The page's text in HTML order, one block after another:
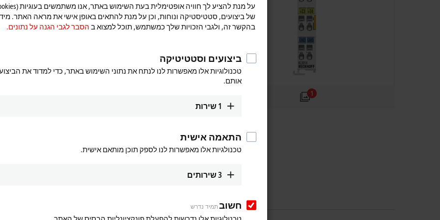
1
של ביצועים, סטטיסטיקה ונוחות, וכן על מנת להתאים באופן אישי את מראה האתר.
בהקשר זה, ולגבי הזכויות שלך כמשתמש, תוכל למצוא ב הסבר לגבי הגנה על נתונים.
ביצועים וסטטיטיקה
טכנולוגיות אלו מאפשרות לנו לנתח את נתוני השימוש באתר, כדי למדוד את
אותם.
1שירות
התאמה אישית
טכנולגיות אלו מאפשרות לנו לספק תוכן מותאם אישית.
3שירותים
חשובתמיד נדרש